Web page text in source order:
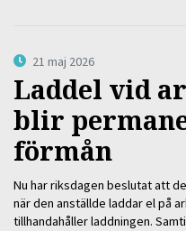
21 maj 2026
Laddel vid
blir
förmån
Nu har riksdagen beslutat att
när den anställde laddar el på
tillhandahåller laddningen.